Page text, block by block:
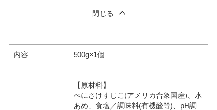
閉じる
内容 500g×1個
【原材料】
べにさけすじこ(アメリカ合衆国産)、水
あめ、食塩／調味料(有機酸等)、pH調